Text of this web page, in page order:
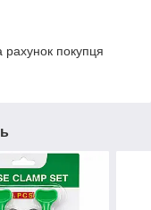
рахунок покупця